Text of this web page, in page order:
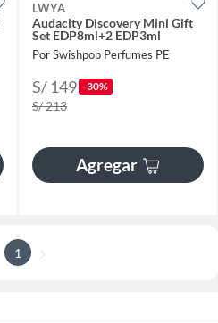
LWYA
Audacity Discovery Mini Gift
Set EDP8ml+2 EDP3ml
Por Swishpop Perfumes PE
S/ 149 -30%
S/ 213
Agregar
1